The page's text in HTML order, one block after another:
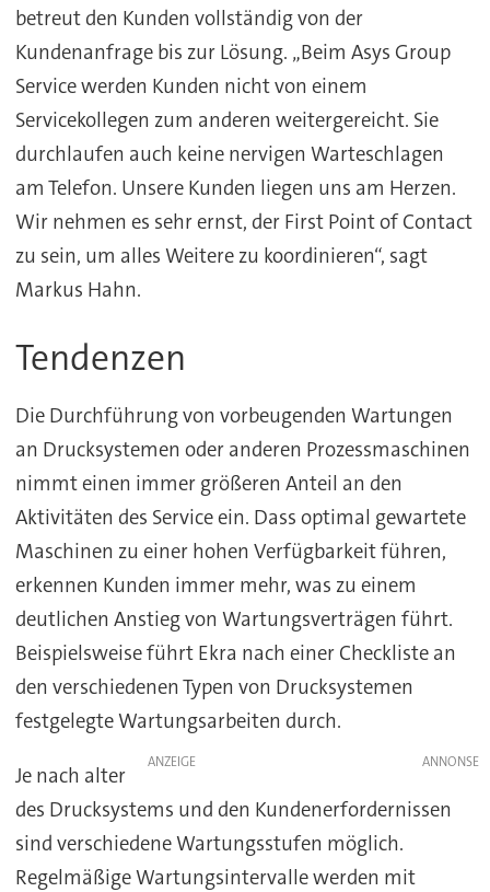
betreut den Kunden vollständig von der
Kundenanfrage bis zur Lösung. „Beim Asys Group
Service werden Kunden nicht von einem
Servicekollegen zum anderen weitergereicht. Sie
durchlaufen auch keine nervigen Warteschlagen
am Telefon. Unsere Kunden liegen uns am Herzen.
Wir nehmen es sehr ernst, der First Point of Contact
zu sein, um alles Weitere zu koordinieren“, sagt
Markus Hahn.
Tendenzen
Die Durchführung von vorbeugenden Wartungen
an Drucksystemen oder anderen Prozessmaschinen
nimmt einen immer größeren Anteil an den
Aktivitäten des Service ein. Dass optimal gewartete
Maschinen zu einer hohen Verfügbarkeit führen,
erkennen Kunden immer mehr, was zu einem
deutlichen Anstieg von Wartungsverträgen führt.
Beispielsweise führt Ekra nach einer Checkliste an
den verschiedenen Typen von Drucksystemen
festgelegte Wartungsarbeiten durch.
ANZEIGE
Je nach alter
des Drucksystems und den Kundenerfordernissen
sind verschiedene Wartungsstufen möglich.
Regelmäßige Wartungsintervalle werden mit